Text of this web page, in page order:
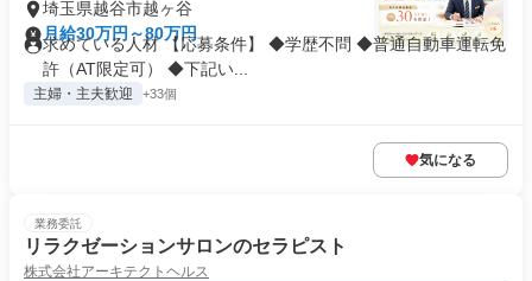
埼玉県越谷市越ヶ谷
月給30万円～80万円
求めている人材 【応募条件】 ◆学歴不問 ◆普通自動車運転免
許（AT限定可） ◆下記い...
主婦・主夫歓迎 +33個
気になる
業務委託
リラクゼーションサロンのセラピスト
株式会社アーキテクトヘルス